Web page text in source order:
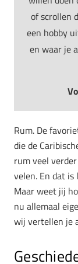
of scrollen
een hobby
en waar je
Rum. De
die de
rum veel
velen. En dat
Maar weet jij
nu allemaal
wij vertellen je